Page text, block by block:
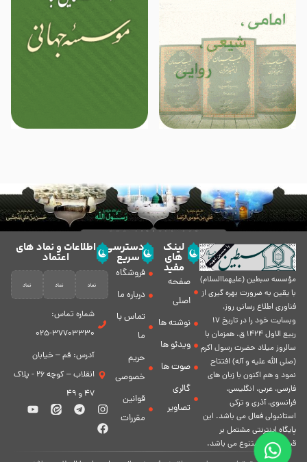
مؤسسه سبطين (عليهماالسلام)
با يقين به ضرورت بهره گیرى از
فناورى اطلاع رسانى روز،
وبسایت خود را در تاريخ 17
ربيع الاول 1424 ق. همزمان با
سالروز ميلاد حضرت رسول اكرم
(صلی الله علیه و آله) افتتاح
نمود و هم اكنون با زبان های
فارسی، عربى، انگلیسی،
فرانسوی، آذری و ترکی
استانبولی فعال مى باشد. اين
پايگاه اينترنتى مشتمل بر
قسمت هاى متنوع مى باشد.
لینک
های
مفید
صفحه
اصلی
نوشته ها
ویدئو ها
صوت ها
گالری
تصاویر
دسترسی
سریع
فروشگاه
درباره ما
تماس با
ما
حریم
خصوصی
قوانین
مقررات
اطلاعات و نماد های
اعتماد
شماره تماس:
37703330-025
آدرس: قم – خیابان
انقلاب – کوچه 26 - پلاک
47 و 49